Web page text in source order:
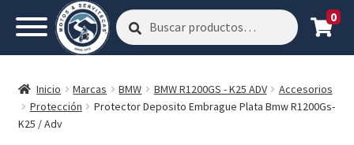
Buscar
por:
Buscar 0
Inicio Marcas BMW BMW R1200GS - K25 ADV
Accesorios
Protección
Protector Deposito Embrague Plata Bmw R1200Gs-
K25 / Adv